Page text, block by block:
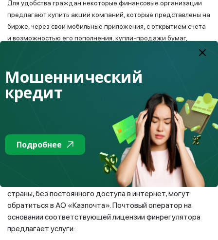
Для удобства граждан некоторые финансовые организации
предлагают купить акции компаний, которые представлены на
бирже, через свои мобильные приложения, с открытием счета
и возможностью его пополнения, купли-продажи бумаг,
Еще одним способом покупки акций является мобильное
приложение Международного финансового центра
(МФЦА) «Астана» Tabys в разделе «Прямая подписка»,
которое подойдет тем, кто не планирует сразу
продавать акции или тем, кто решил открыть брокерский
счет позже. Для последующей продажи акций нужно
будет открыть счет у брокера. В рамках прямой
подписки счет у клиента приложения открывается в
Центральном депозитарии МФЦА (AIX CSD).
Инвесторы, проживающие в отдаленных регионах
страны, без постоянного доступа в интернет, могут
обратиться в АО «Казпочта». Почтовый оператор на
основании соответствующей лицензии финрегулятора
предлагает услуги:
Мошеннический
кредит
Подробнее